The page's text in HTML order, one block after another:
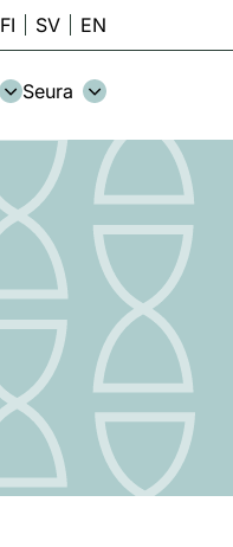
FI SV EN
Seura